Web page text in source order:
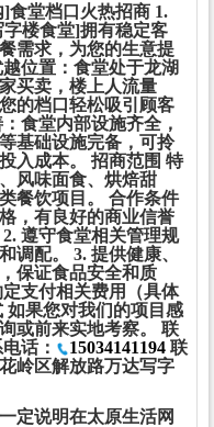
食堂档口火热招商 1.
楼食堂]拥有稳定客
需求，为您的生意提
位置：食堂处于龙湖
买卖，楼上人流量
的档口轻松吸引顾客
食堂内部设施齐全，
基础设施完备，可拎
入成本。 招商范围 特
风味面食、烘焙甜
餐饮项目。 合作条件
，有良好的商业信誉
遵守食堂相关管理规
调配。 3. 提供健康、
保证食品安全和质
支付相关费用（具体
如果您对我们的项目感
或前来实地考察。 联
话：
15034141194 联
岭区解放路万达写字
定说明在太原生活网